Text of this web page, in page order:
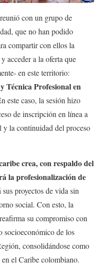
con un grupo de
que no han podido
compartir con ellos la
acceder a la oferta que
en este territorio:
Técnica Profesional en
este caso, la sesión hizo
de inscripción en línea a
y la continuidad del proceso
crea, con respaldo del
la profesionalización de
proyectos de vida sin
social. Con esto, la
su compromiso con
socioeconómico de los
consolidándose como
el Caribe colombiano.